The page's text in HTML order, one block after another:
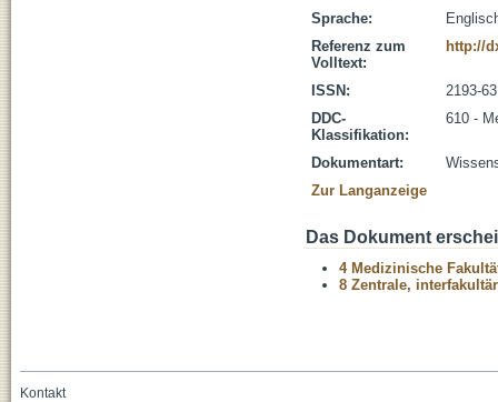
Sprache:
Referenz zum
Volltext:
http://
ISSN:
2193-
DDC-
Klassifikation:
610 -
Dokumentart:
Zur Langanzeige
Das Dokument
4 Medizinische
8 Zentrale,
Kontakt